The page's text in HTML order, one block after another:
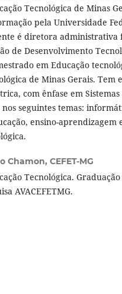
Tecnológica de Minas
pela Universidade
é diretora administrativa
de Desenvolvimento
em Educação
de Minas Gerais. Tem
com ênfase em
seguintes temas:
ensino-aprendizagem
Chamon, CEFET-MG
Tecnológica.
AVACEFETMG.